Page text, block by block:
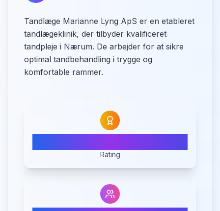
Tandlæge Marianne Lyng ApS er en etableret
tandlægeklinik, der tilbyder kvalificeret
tandpleje i Nærum. De arbejder for at sikre
optimal tandbehandling i trygge og
komfortable rammer.
Rating